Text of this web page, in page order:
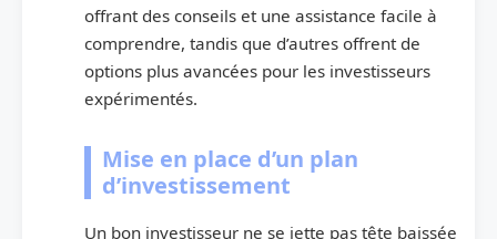
offrant des conseils et une assistance facile à
comprendre, tandis que d’autres offrent de
options plus avancées pour les investisseurs
expérimentés.
Mise en place d’un plan
d’investissement
Un bon investisseur ne se jette pas tête baissée